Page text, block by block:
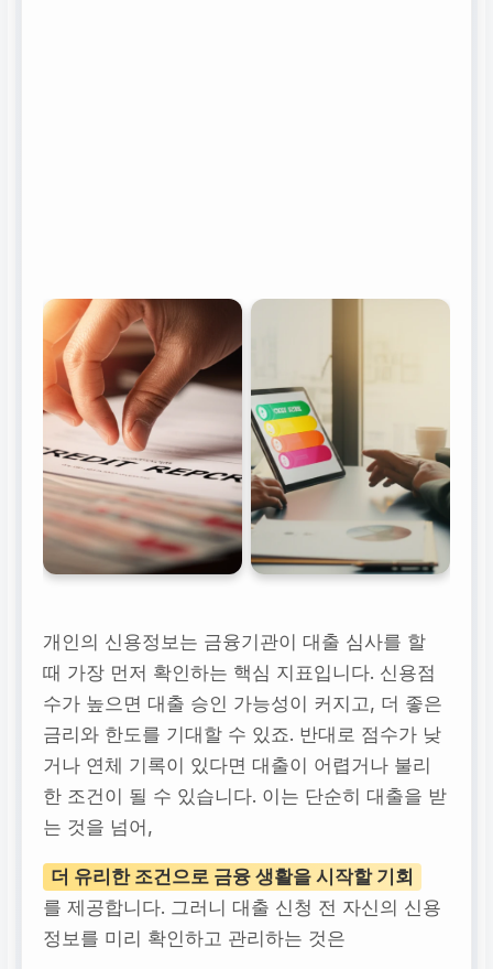
개인의 신용정보는 금융기관이 대출 심사를 할
때 가장 먼저 확인하는 핵심 지표입니다. 신용점
수가 높으면 대출 승인 가능성이 커지고, 더 좋은
금리와 한도를 기대할 수 있죠. 반대로 점수가 낮
거나 연체 기록이 있다면 대출이 어렵거나 불리
한 조건이 될 수 있습니다. 이는 단순히 대출을 받
는 것을 넘어,
더 유리한 조건으로 금융 생활을 시작할 기회
를 제공합니다. 그러니 대출 신청 전 자신의 신용
정보를 미리 확인하고 관리하는 것은